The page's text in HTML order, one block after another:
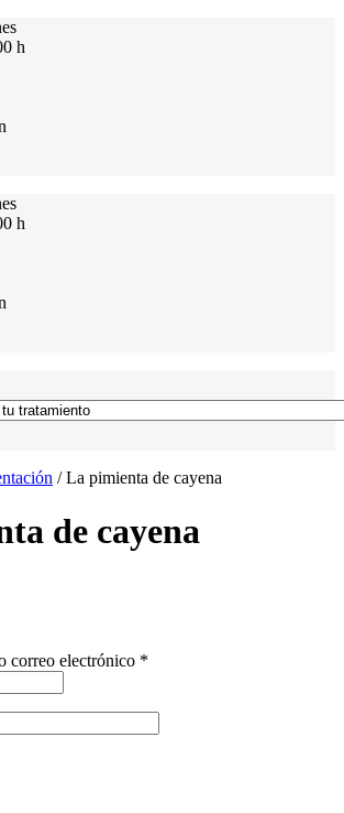
h
h
/La pimienta de cayena
de cayena
correo electrónico *